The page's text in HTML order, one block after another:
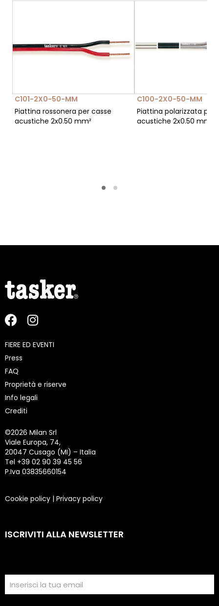
C101-2X0-50-MM
Piattina rossonera per casse
acustiche 2x0.50 mm²
C100-2X0-50-MM
Piattina polarizzata per
acustiche 2x0.50 mm²
FIERE ED EVENTI
Press
FAQ
Proprietà e riserve
Info legali
Crediti
©2026 Milan Srl
Viale Europa, 74,
20047 Cusago (MI) – Italia
Tel +39 02 90 39 45 56
P.Iva 03835660154
Cookie policy | Privacy policy
ISCRIVITI ALLA NEWSLETTER